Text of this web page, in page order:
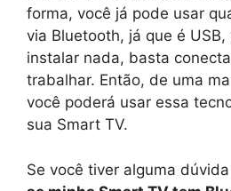
forma, você já pode usar
via Bluetooth, já que é
instalar nada, basta
trabalhar. Então, de uma
você poderá usar essa
sua Smart TV.
Se você tiver alguma